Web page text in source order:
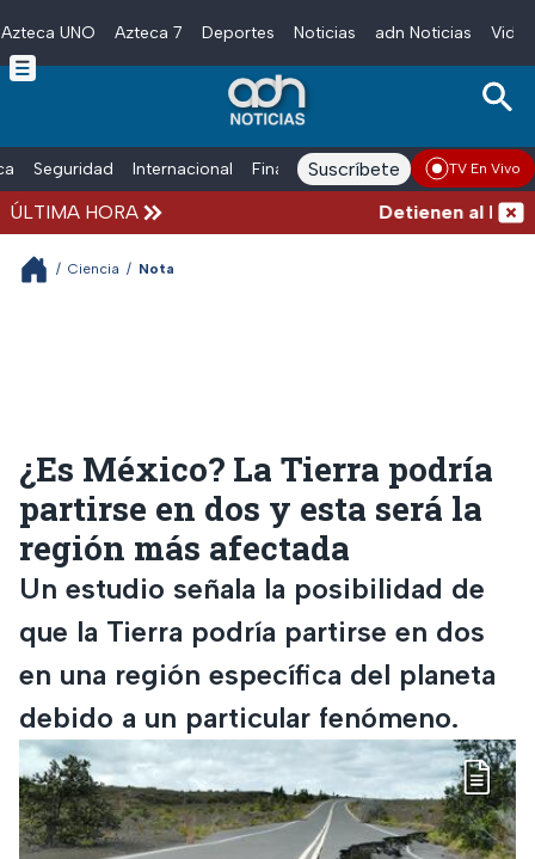
Skip to main content
Azteca UNO Azteca 7 Deportes Noticias adn Noticias
Seguridad Internacional Finanzas adn Noticias Radio
Suscríbete TV En Vivo
ÚLTIMA HORA Detienen al
/ Ciencia / Nota
¿Es México? La Tierra podría
partirse en dos y esta será la
región más afectada
Un estudio señala la posibilidad de
que la Tierra podría partirse en dos
en una región específica del planeta
debido a un particular fenómeno.